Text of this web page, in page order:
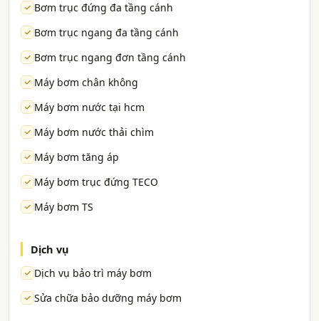
Bơm trục đứng đa tầng cánh
Bơm trục ngang đa tầng cánh
Bơm trục ngang đơn tầng cánh
Máy bơm chân không
Máy bơm nước tại hcm
Máy bơm nước thải chìm
Máy bơm tăng áp
Máy bơm trục đứng TECO
Máy bơm TS
Dịch vụ
Dịch vụ bảo trì máy bơm
Sửa chữa bảo dưỡng máy bơm